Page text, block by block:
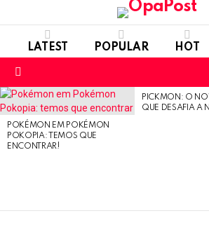
LATEST POPULAR HOT
LATEST
STORIES
POKÉMON EM POKÉMON
POKOPIA: TEMOS QUE
ENCONTRAR!
PICKMON: O
QUE DESAFIA A